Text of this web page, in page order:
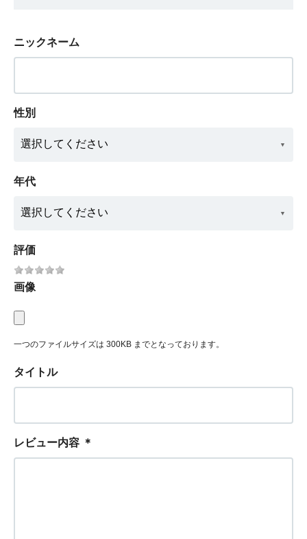
ニックネーム
性別
年代
評価
画像
一つのファイルサイズは 300KB までとなっております。
タイトル
レビュー内容 ＊